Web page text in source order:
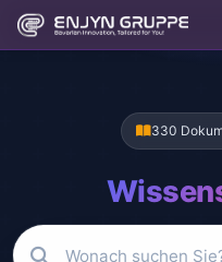
330
Enjyn AI Agent